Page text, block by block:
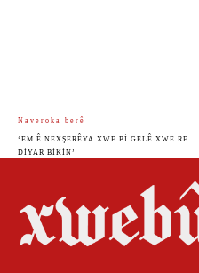
Naveroka berê
‘EM Ê NEXŞERÊYA XWE BI GELÊ XWE RE
DIYAR BIKIN’